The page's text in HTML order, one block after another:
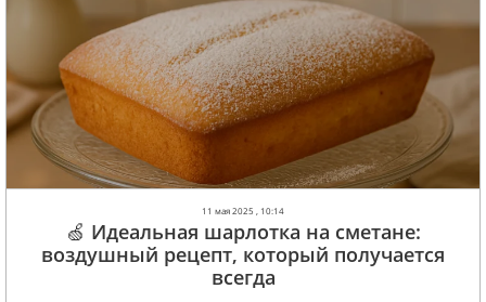
11 мая 2025 , 10:14
🍏 Идеальная шарлотка на сметане:
воздушный рецепт, который получается
всегда